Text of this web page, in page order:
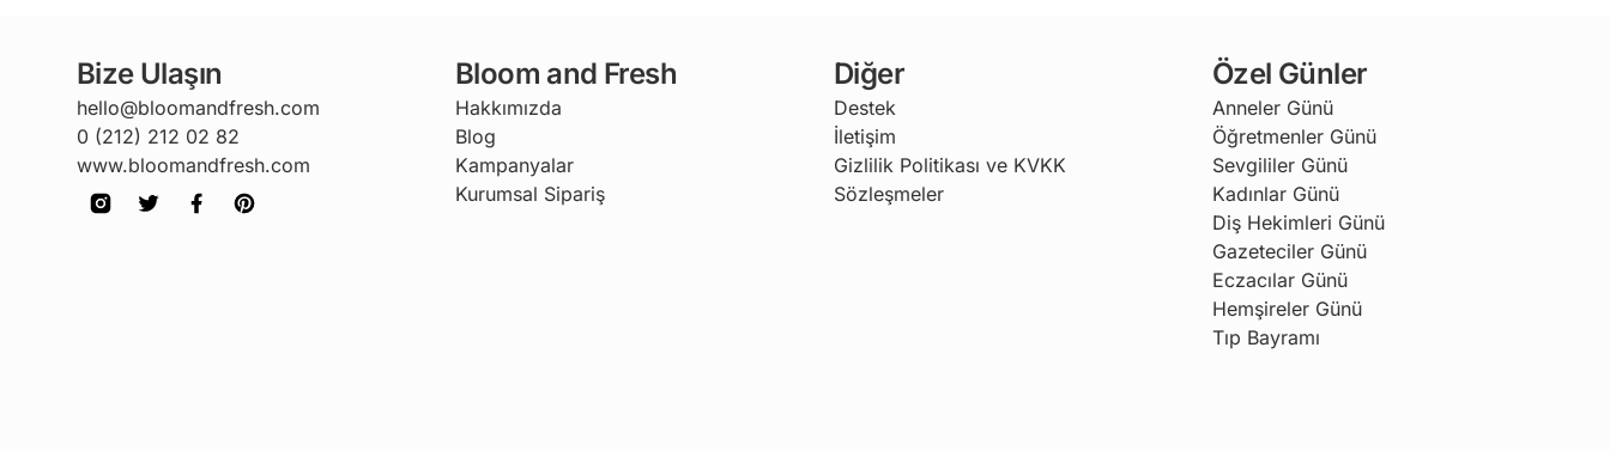
Bize Ulaşın
hello@bloomandfresh.com
0 (212) 212 02 82
www.bloomandfresh.com
Bloom and Fresh
Hakkımızda
Blog
Kampanyalar
Kurumsal Sipariş
Diğer
Destek
İletişim
Gizlilik Politikası ve KVKK
Sözleşmeler
Özel Günler
Anneler Günü
Öğretmenler Günü
Sevgililer Günü
Kadınlar Günü
Diş Hekimleri Günü
Gazeteciler Günü
Eczacılar Günü
Hemşireler Günü
Tıp Bayramı